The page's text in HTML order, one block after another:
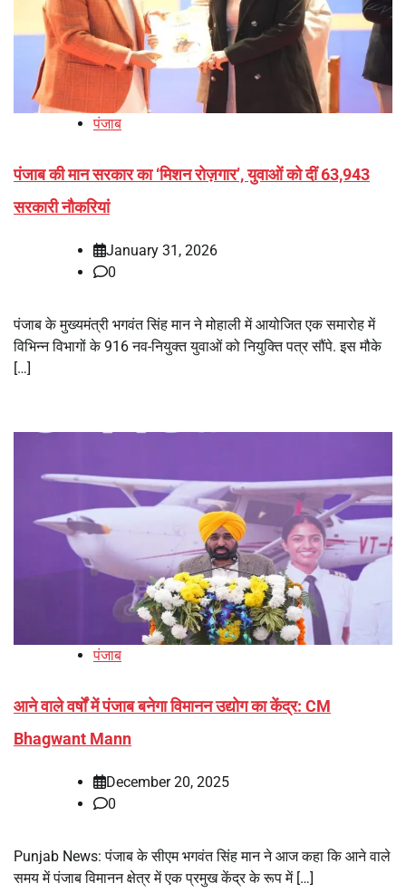
पंजाब
पंजाब की मान सरकार का ‘मिशन रोज़गार’, युवाओं को दीं 63,943
सरकारी नौकरियां
January 31, 2026
0
पंजाब के मुख्यमंत्री भगवंत सिंह मान ने मोहाली में आयोजित एक समारोह में
विभिन्न विभागों के 916 नव-नियुक्त युवाओं को नियुक्ति पत्र सौंपे. इस मौके
[…]
पंजाब
आने वाले वर्षों में पंजाब बनेगा विमानन उद्योग का केंद्र: CM
Bhagwant Mann
December 20, 2025
0
Punjab News: पंजाब के सीएम भगवंत सिंह मान ने आज कहा कि आने वाले
समय में पंजाब विमानन क्षेत्र में एक प्रमुख केंद्र के रूप में […]